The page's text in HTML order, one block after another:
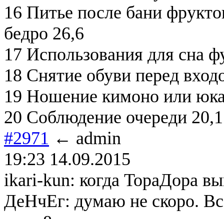
16 Питье после бани
бедро 26,6
17 Использования для сна
18 Снятие обуви перед
19 Ношение кимоно или
20 Соблюдение очереди 20,1
#2971 ← admin
19:23 14.09.2015
ikari-kun: когда ТораДора
ДеНчЕг: думаю не скоро.